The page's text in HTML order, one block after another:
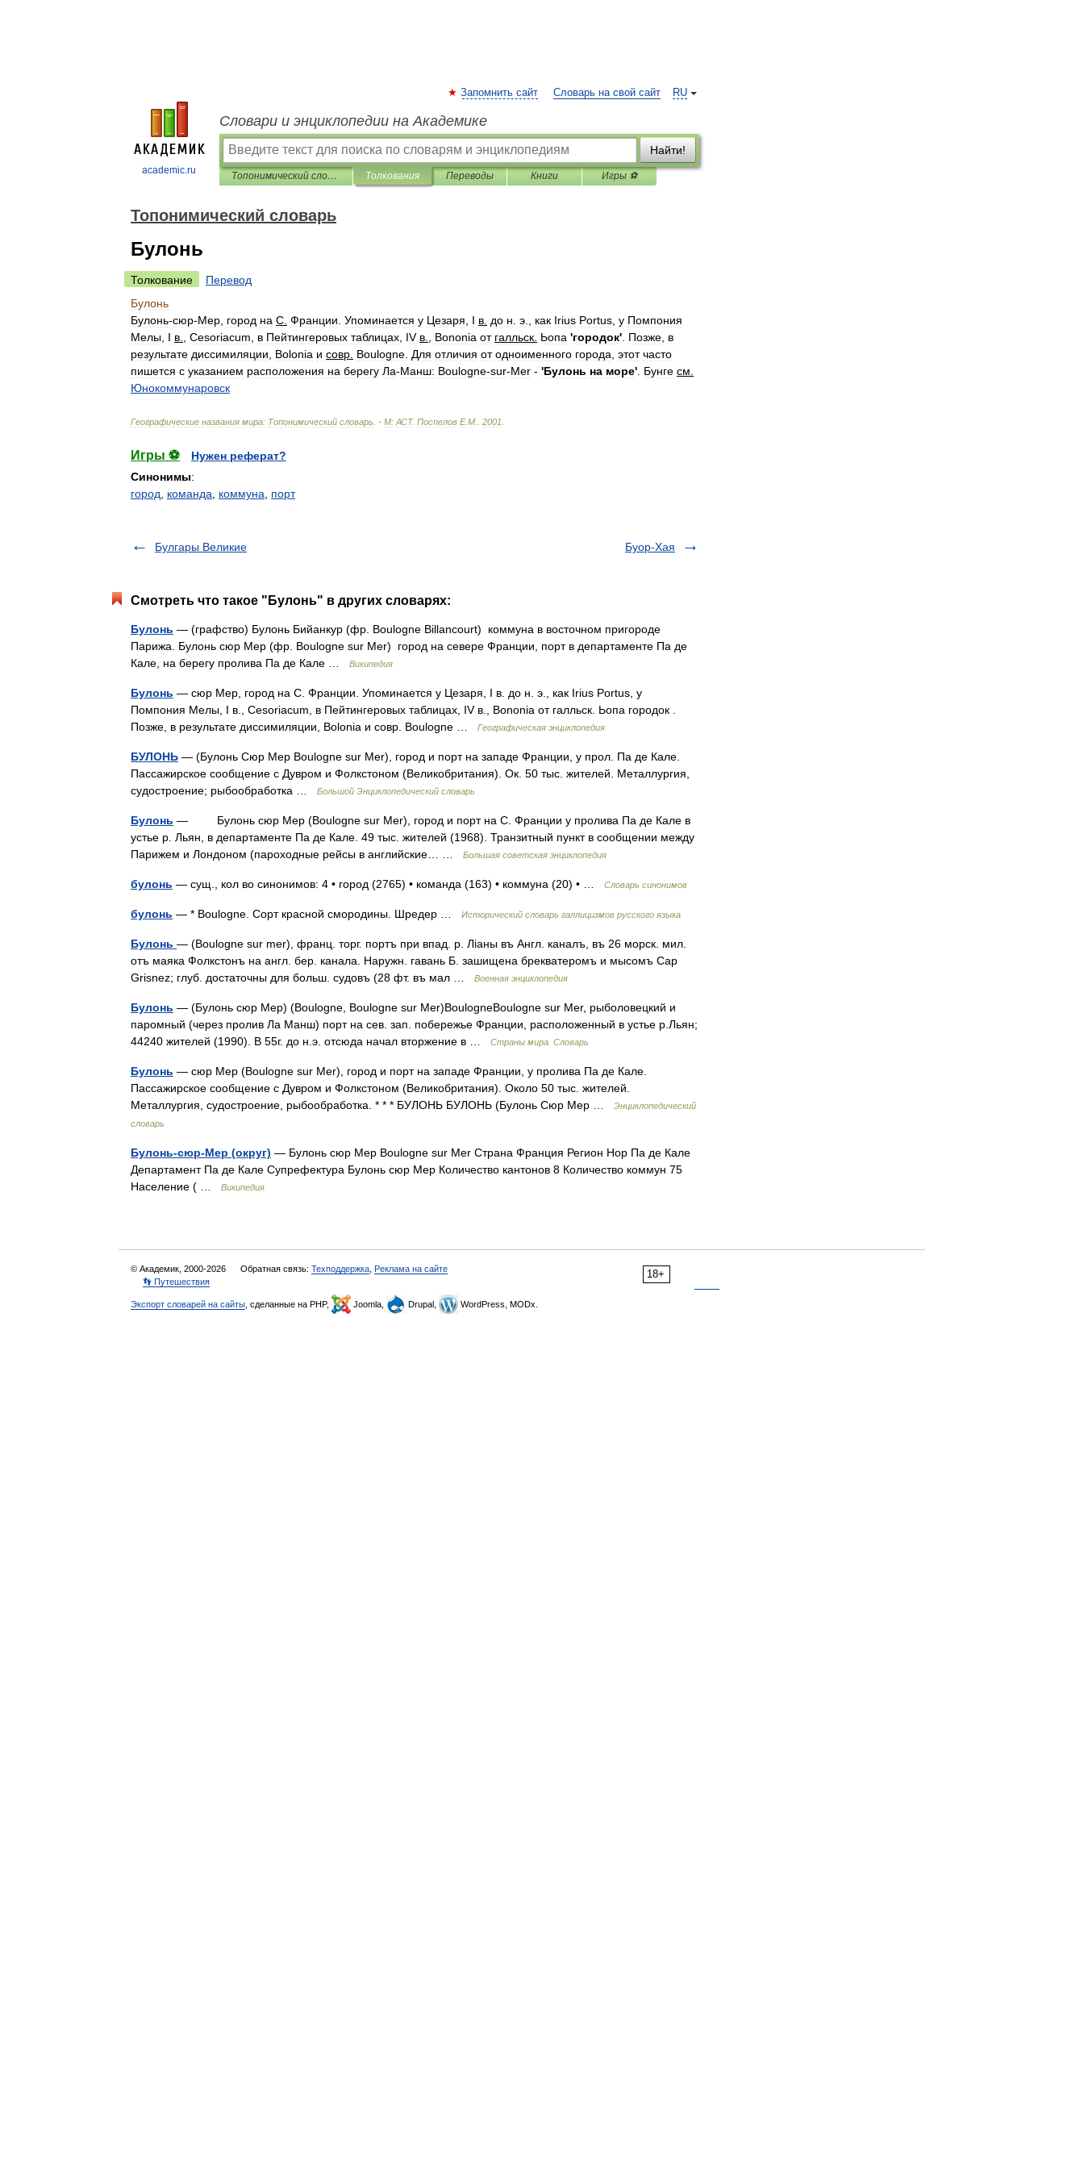
academic.ru
RU
Запомнить сайт Словарь на свой сайт
Словари и энциклопедии на Академике
Найти!
Топонимический словарь Толкования Переводы Книги Игры ⚽
Топонимический словарь
Булонь
Толкование
Перевод
Булонь
Булонь-сюр-Мер город на С Франции Упоминается у Цезаря I в до н э как Irius Portus у Помпония
Мелы I в Cesoriacum в Пейтингеровых таблицах IV в Bononia от галльск Ьопа 'городок' Позже в
результате диссимиляции Bolonia и совр Boulogne Для отличия от одноименного города этот часто
пишется с указанием расположения на берегу Ла-Манш: Boulogne-sur-Mer - 'Булонь на море' Бунге см
Юнокоммунаровск
Географические названия мира: Топонимический словарь . - М: АСТ. Поспелов Е.М 2001
Игры ⚽
Нужен реферат?
Синонимы:
город
команда коммуна порт
Булгары Великие Буор-Хая
Смотреть что такое "Булонь" в других словарях:
Булонь — (графство) Булонь Бийанкур (фр. Boulogne Billancourt) коммуна в восточном пригороде
Парижа. Булонь сюр Мер (фр. Boulogne sur Mer) город на севере Франции, порт в департаменте Па де
Кале, на берегу пролива Па де Кале …
Википедия
Булонь — сюр Мер, город на С. Франции. Упоминается у Цезаря, I в. до н. э., как Irius Portus, у
Помпония Мелы, I в., Cesoriacum, в Пейтингеровых таблицах, IV в., Bononia от галльск. Ьопа городок .
Позже, в результате диссимиляции, Bolonia и совр. Boulogne …
Географическая энциклопедия
БУЛОНЬ — (Булонь Сюр Мер Boulogne sur Mer), город и порт на западе Франции, у прол. Па де Кале.
Пассажирское сообщение с Дувром и Фолкстоном (Великобритания). Ок. 50 тыс. жителей. Металлургия,
судостроение; рыбообработка …
Большой Энциклопедический словарь
Булонь — Булонь сюр Мер (Boulogne sur Mer), город и порт на С. Франции у пролива Па де Кале в
устье р. Льян, в департаменте Па де Кале. 49 тыс. жителей (1968). Транзитный пункт в сообщении между
Парижем и Лондоном (пароходные рейсы в английские… …
Большая советская энциклопедия
булонь — сущ., кол во синонимов: 4 • город (2765) • команда (163) • коммуна (20) • … Словарь синонимов
булонь — * Boulogne. Сорт красной смородины. Шредер … Исторический словарь галлицизмов русского языка
Булонь — (Boulogne sur mer), франц. торг. портъ при впад. р. Ліаны въ Англ. каналъ, въ 26 морск. мил.
отъ маяка Фолкстонъ на англ. бер. канала. Наружн. гавань Б. зашищена брекватеромъ и мысомъ Cap
Grisnez; глуб. достаточны для больш. судовъ (28 фт. въ мал …
Военная энциклопедия
Булонь — (Булонь сюр Мер) (Boulogne, Boulogne sur Mer)BoulogneBoulogne sur Mer, рыболовецкий и
паромный (через пролив Ла Манш) порт на сев. зап. побережье Франции, расположенный в устье р.Льян;
44240 жителей (1990). В 55г. до н.э. отсюда начал вторжение в …
Страны мира. Словарь
Булонь — сюр Мер (Boulogne sur Mer), город и порт на западе Франции, у пролива Па де Кале.
Пассажирское сообщение с Дувром и Фолкстоном (Великобритания). Около 50 тыс. жителей.
Металлургия, судостроение, рыбообработка. * * * БУЛОНЬ БУЛОНЬ (Булонь Сюр Мер …
Энциклопедический
словарь
Булонь-сюр-Мер (округ) — Булонь сюр Мер Boulogne sur Mer Страна Франция Регион Нор Па де Кале
Департамент Па де Кале Супрефектура Булонь сюр Мер Количество кантонов 8 Количество коммун 75
Население ( …
Википедия
18+
© Академик, 2000-2026 Обратная связь: Техподдержка Реклама на сайте
👣 Путешествия
Экспорт словарей на сайты , сделанные на PHP, Joomla, Drupal, WordPress, MODx.